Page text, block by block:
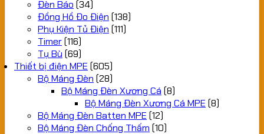
Đèn Báo (34)
Đồng Hồ Đo Điện (138)
Phụ Kiện Tủ Điện (111)
Timer(116)
Tụ Bù (69)
Thiết bị điện MPE (605)
Bộ Máng Đèn (28)
Bộ Máng Đèn Xương Cá (8)
Bộ Máng Đèn Xương Cá MPE (8)
Bộ Máng Đèn Batten MPE (12)
Bộ Máng Đèn Chống Thấm (10)